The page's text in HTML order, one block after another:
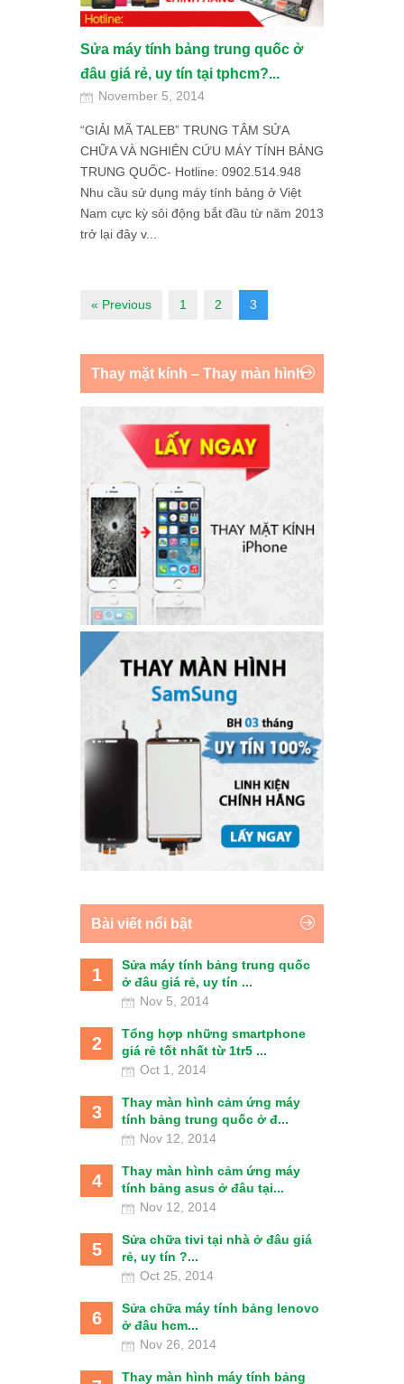
Sửa máy tính bảng trung quốc ở
đâu giá rẻ, uy tín tại tphcm?...
November 5, 2014
“GIẢI MÃ TALEB” TRUNG TÂM SỬA
CHỮA VÀ NGHIÊN CỨU MÁY TÍNH BẢNG
TRUNG QUỐC- Hotline: 0902.514.948
Nhu cầu sử dụng máy tính bảng ở Việt
Nam cực kỳ sôi động bắt đầu từ năm 2013
trở lại đây v...
« Previous 1 2 3
Thay mặt kính – Thay màn hình
Bài viết nổi bật
1
Sửa máy tính bảng trung quốc
ở đâu giá rẻ, uy tín ...
Nov 5, 2014
2
Tổng hợp những smartphone
giá rẻ tốt nhất từ 1tr5 ...
Oct 1, 2014
3
Thay màn hình cảm ứng máy
tính bảng trung quốc ở đ...
Nov 12, 2014
4
Thay màn hình cảm ứng máy
tính bảng asus ở đâu tại...
Nov 12, 2014
5
Sửa chữa tivi tại nhà ở đâu giá
rẻ, uy tín ?...
Oct 25, 2014
6
Sửa chữa máy tính bảng lenovo
ở đâu hcm...
Nov 26, 2014
Thay màn hình máy tính bảng